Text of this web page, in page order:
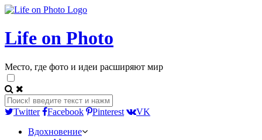
Life on Photo
Место, где фото и идеи расширяют мир
Twitter Facebook Pinterest
VK
Вдохновение